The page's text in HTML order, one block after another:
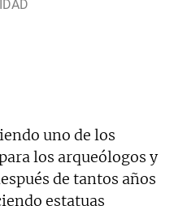
uno de los
los arqueólogos y
de tantos años
estatuas